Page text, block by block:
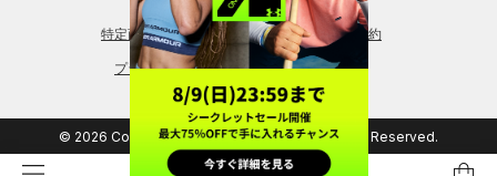
特定商取引法に基づく通販の表記 会員規約
プライバシーポリシー
© 2026 Copyright DOME Corporation. All Rights Reserved.